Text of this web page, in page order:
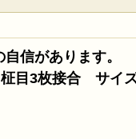
自信があります。
目3枚接合 サイズ